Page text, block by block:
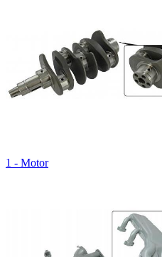
1 - Motor